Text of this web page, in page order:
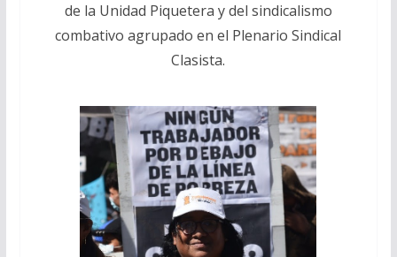
de la Unidad Piquetera y del sindicalismo
combativo agrupado en el Plenario Sindical
Clasista.